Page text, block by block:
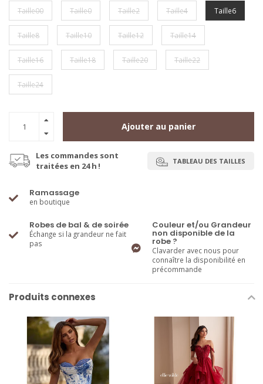
Taille00 Taille0 Taille2 Taille4 Taille6
Taille8 Taille10 Taille12 Taille14
Taille16 Taille18 Taille20 Taille22
Taille24
Ajouter au panier
Les commandes sont
traitées en 24 h !
TABLEAU DES TAILLES
Ramassage
en boutique
Robes de bal & de soirée
Échange si la grandeur ne fait
pas
Couleur et/ou Grandeur
non disponible de la
robe ?
Clavarder avec nous pour
connaître la disponibilité en
précommande
Produits connexes